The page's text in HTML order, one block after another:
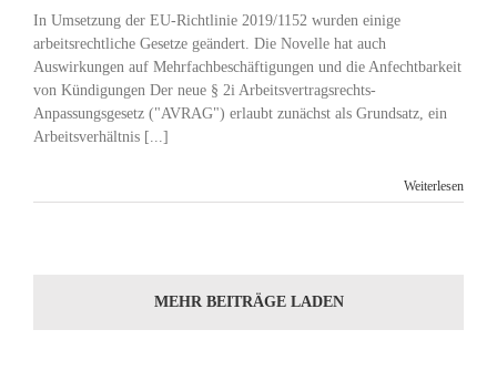
In Umsetzung der EU-Richtlinie 2019/1152 wurden einige
arbeitsrechtliche Gesetze geändert. Die Novelle hat auch
Auswirkungen auf Mehrfachbeschäftigungen und die Anfechtbarkeit
von Kündigungen Der neue § 2i Arbeitsvertragsrechts-
Anpassungsgesetz ("AVRAG") erlaubt zunächst als Grundsatz, ein
Arbeitsverhältnis [...]
Weiterlesen
MEHR BEITRÄGE LADEN